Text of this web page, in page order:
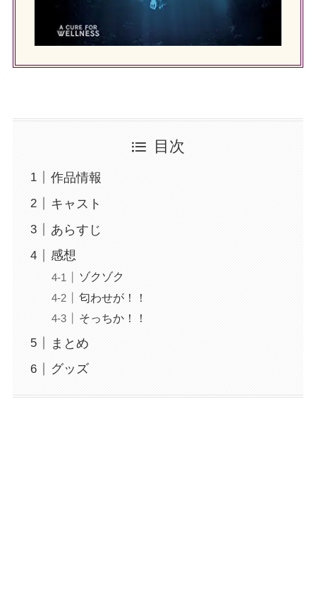
目次
作品情報
キャスト
あらすじ
感想
ゾクゾク
匂わせが！！
そっちか！！
まとめ
グッズ